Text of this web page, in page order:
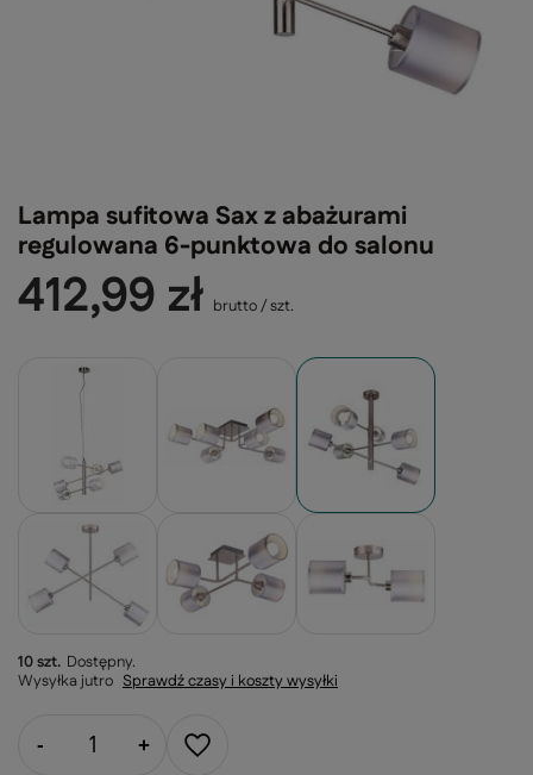
Lampa sufitowa Sax z abażurami
regulowana 6-punktowa do salonu
10 szt. Dostępny
Wysyłka jutro Sprawdź czasy i koszty wysyłki
412,99 zł brutto/szt.
- +